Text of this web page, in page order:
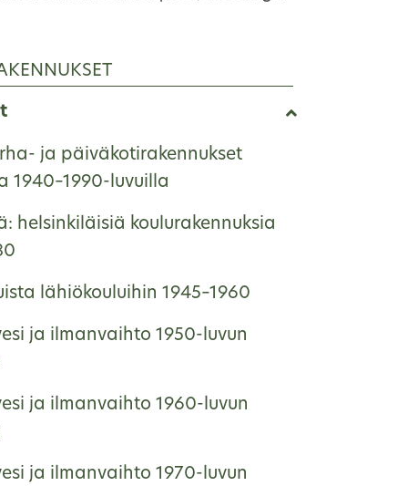
ja päiväkotirakennukset
1940–1990-luvuilla
helsinkiläisiä koulurakennuksia
lähiökouluihin 1945–1960
ja ilmanvaihto 1950-luvun
ja ilmanvaihto 1960-luvun
ja ilmanvaihto 1970-luvun